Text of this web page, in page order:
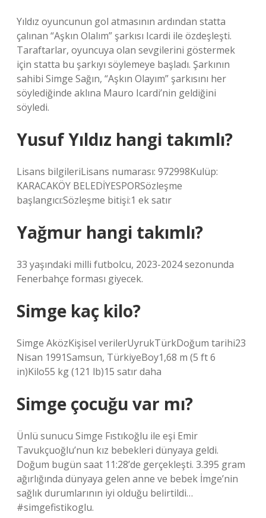
Yıldız oyuncunun gol atmasının ardından statta
çalınan “Aşkın Olalım” şarkısı Icardi ile özdeşleşti.
Taraftarlar, oyuncuya olan sevgilerini göstermek
için statta bu şarkıyı söylemeye başladı. Şarkının
sahibi Simge Sağın, “Aşkın Olayım” şarkısını her
söylediğinde aklına Mauro Icardi’nin geldiğini
söyledi.
Yusuf Yıldız hangi takımlı?
Lisans bilgileriLisans numarası: 972998Kulüp:
KARACAKÖY BELEDİYESPORSözleşme
başlangıcı:Sözleşme bitişi:1 ek satır
Yağmur hangi takımlı?
33 yaşındaki milli futbolcu, 2023-2024 sezonunda
Fenerbahçe forması giyecek.
Simge kaç kilo?
Simge AközKişisel verilerUyrukTürkDoğum tarihi23
Nisan 1991Samsun, TürkiyeBoy1,68 m (5 ft 6
in)Kilo55 kg (121 lb)15 satır daha
Simge çocuğu var mı?
Ünlü sunucu Simge Fıstıkoğlu ile eşi Emir
Tavukçuoğlu’nun kız bebekleri dünyaya geldi.
Doğum bugün saat 11:28’de gerçekleşti. 3.395 gram
ağırlığında dünyaya gelen anne ve bebek İmge’nin
sağlık durumlarının iyi olduğu belirtildi…
#simgefistikoglu.